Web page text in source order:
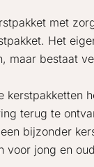
met
Het
maar bestaat
kerstpakketten
terug te
bijzonder
voor jong en